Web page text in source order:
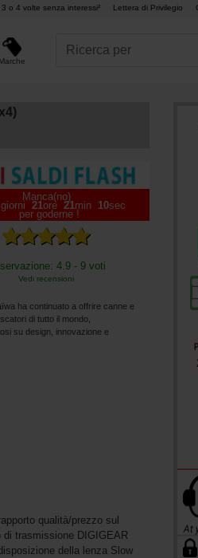
3 o 4 volte senza interessi² Lettera di Privilegio
Marche
Manca(no)
giorni 21ore 21 min 09sec
per goderne !
4.9 - 9 voti
Vedi recensioni
ha continuato a offrire canne e
di tutto il mondo,
su design, innovazione e
qualità/prezzo sul
di trasmissione DIGIGEAR
della lenza Slow